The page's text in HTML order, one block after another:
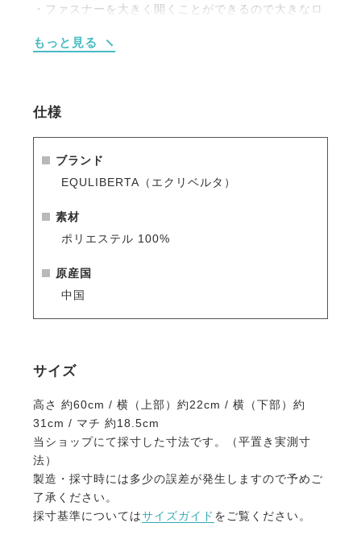
・ファスナーを大きく開くことができるので大きなロ
・チャップスやゲートルも一緒に収納できます。
・汚れてもさっと洗えてすぐに乾く、丈夫なポリエス
テル素材を使用。
・同ブランドのキャリーバッグのシリーズで揃えると
より引き立ちます。
EQULIBERTAバッグシリーズ >>
もっと見る
仕様
ブランド
EQULIBERTA（エクリベルタ）
素材
ポリエステル 100%
原産国
中国
サイズ
高さ 約60cm / 横（上部）約22cm / 横（下部）約
31cm / マチ 約18.5cm
当ショップにて採寸した寸法です。（平置き実測寸
法）
製造・採寸時には多少の誤差が発生しますので予めご
了承ください。
採寸基準についてはサイズガイド をご覧ください。